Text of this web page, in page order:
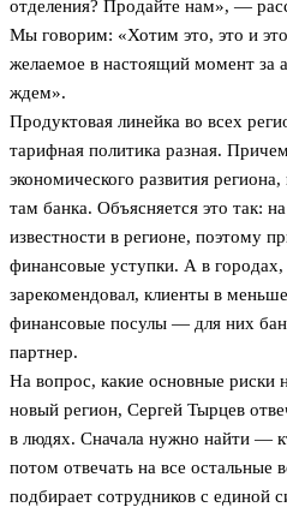
отделения? Продайте нам», —
Мы говорим: «Хотим это, это и
желаемое в настоящий момент за
ждем».
Продуктовая линейка во всех
тарифная политика разная.
экономического развития
там банка. Объясняется это так:
известности в регионе, поэтому
финансовые уступки. А в городах,
зарекомендовал, клиенты в
финансовые посулы — для них
партнер.
На вопрос, какие основные риски
новый регион, Сергей Тырцев
в людях. Сначала нужно найти —
потом отвечать на все остальные
подбирает сотрудников с единой